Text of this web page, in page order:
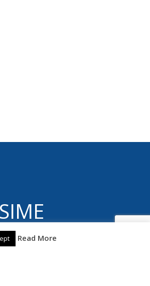
utilizando WordPress
Theme
Read More